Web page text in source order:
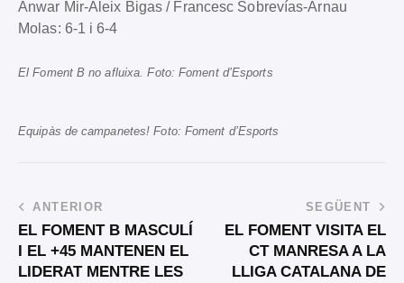
Anwar Mir-Aleix Bigas / Francesc Sobrevías-Arnau
Molas: 6-1 i 6-4
El Foment B no afluixa. Foto: Foment d’Esports
Equipàs de campanetes! Foto: Foment d’Esports
ANTERIOR
EL FOMENT B MASCULÍ
I EL +45 MANTENEN EL
LIDERAT MENTRE LES
SEGÜENT
EL FOMENT VISITA EL
CT MANRESA A LA
LLIGA CATALANA DE